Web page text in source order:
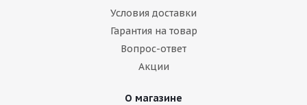
Условия доставки
Гарантия на товар
Вопрос-ответ
Акции
О магазине